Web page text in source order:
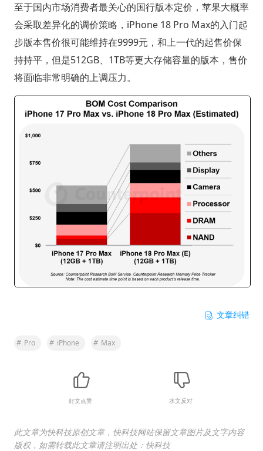
至于国内市场消费者最关心的国行版本定价，苹果大概率
会采取差异化的调价策略，iPhone 18 Pro Max的入门起
步版本售价很可能维持在9999元，和上一代的起售价保
持持平，但是512GB、1TB等更大存储容量的版本，售价
将面临非常明确的上调压力。
文章纠错
# Pro # iPhone # Max
好文点赞 水文反对
此文章为快科技原创文章，快科技网站保留文章图片及文字内容
版权，如需转载此文章请注明出处：快科技